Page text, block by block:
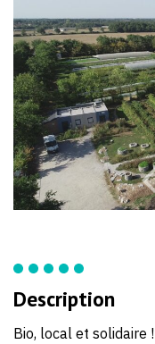
Description
Bio, local et solidaire !